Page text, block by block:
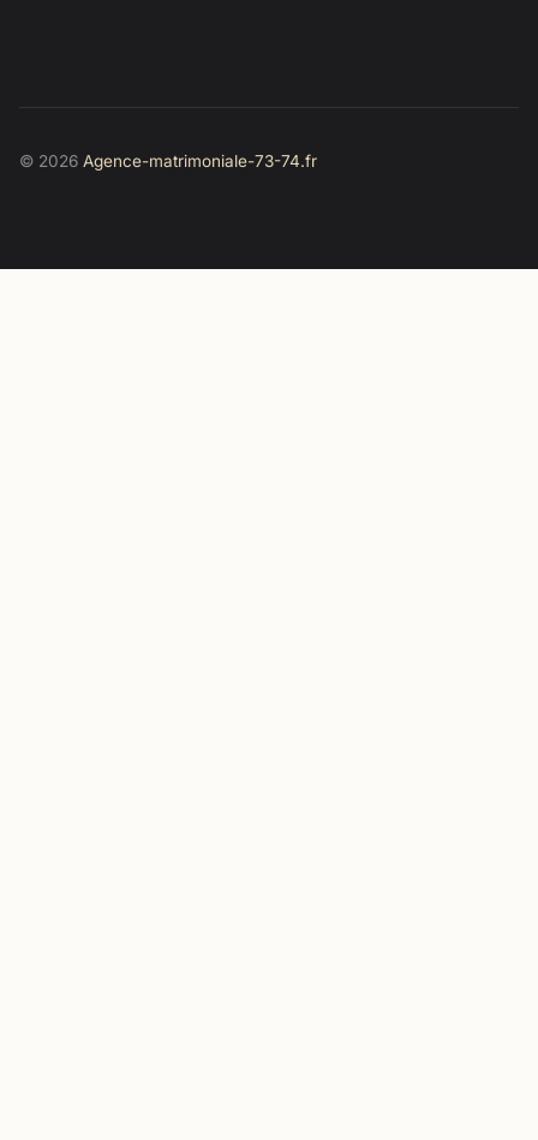
© 2026 Agence-matrimoniale-73-74.fr